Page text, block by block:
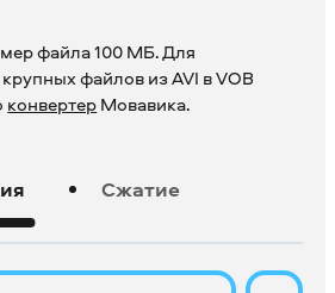
файла 100 МБ. Для
файлов из AVI в VOB
конвертерМовавика.
Сжатие